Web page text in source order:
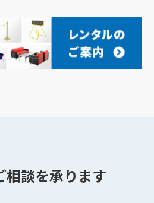
相談を承ります